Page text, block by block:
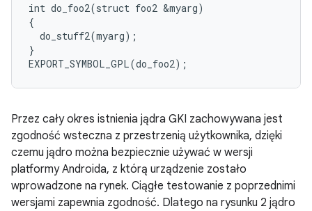
int do_foo2(struct foo2 &myarg)
{
  do_stuff2(myarg);
}
Przez cały okres istnienia jądra GKI zachowywana jest
zgodność wsteczna z przestrzenią użytkownika, dzięki
czemu jądro można bezpiecznie używać w wersji
platformy Androida, z którą urządzenie zostało
wprowadzone na rynek. Ciągłe testowanie z poprzednimi
wersjami zapewnia zgodność. Dlatego na rysunku 2 jądro